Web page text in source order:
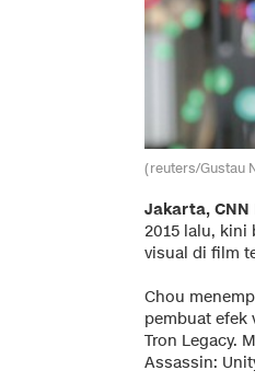
(reuters/Gustau
Jakarta, CNN
2015 lalu, kini
visual di film
Chou
pembuat efek
Tron Legacy.
Assassin: